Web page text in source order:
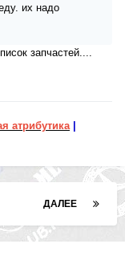
их надо
запчастей....
атрибутика|
ДАЛЕЕ